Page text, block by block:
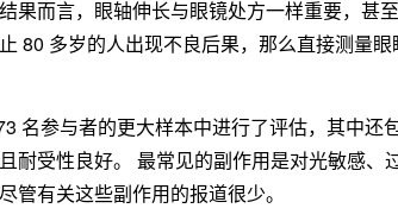
果而言，眼轴伸长与眼镜处方一样重要，甚
80 多岁的人出现不良后果，那么直接测量
名参与者的更大样本中进行了评估，其中还
耐受性良好。 最常见的副作用是对光敏感、
管有关这些副作用的报道很少。